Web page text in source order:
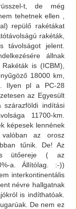
t, de még
tehetnek ellen ,
repülő rakétákat
rakéták,
távolságot jelent.
állnak
is (ICBM),
18000 km,
Ilyen pl a РС-28
az Egyesült
szárazföldi indítási
11700-km.
képesek lennének
az orosz
tűnik. De! Az
ütőereje ( az
a. Állítólag. :-))
interkontinentális
névre hallgatnak
is indíthatóak.
De nem ez